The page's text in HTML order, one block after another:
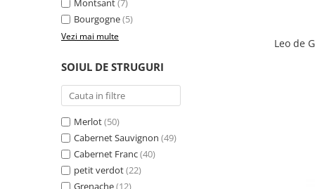
Montsant(7)
Bourgogne(5)
Vezi mai multe
SOIUL DE STRUGURI
Merlot(50)
Cabernet Sauvignon (49)
Cabernet Franc(40)
petit verdot(22)
Grenache(12)
Leo de